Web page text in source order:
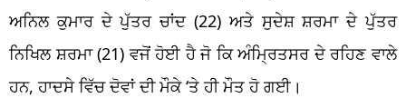
ਅਨਿਲ ਕੁਮਾਰ ਦੇ ਪੁੱਤਰ ਚਾਂਦ (22) ਅਤੇ ਸੁਦੇਸ਼ ਸ਼ਰਮਾ ਦੇ ਪੁੱਤਰ
ਨਿਖਿਲ ਸ਼ਰਮਾ (21) ਵਜੋਂ ਹੋਈ ਹੈ ਜੋ ਕਿ ਅੰਮ੍ਰਿਤਸਰ ਦੇ ਰਹਿਣ ਵਾਲੇ
ਹਨ, ਹਾਦਸੇ ਵਿੱਚ ਦੋਵਾਂ ਦੀ ਮੌਕੇ ‘ਤੇ ਹੀ ਮੌਤ ਹੋ ਗਈ।